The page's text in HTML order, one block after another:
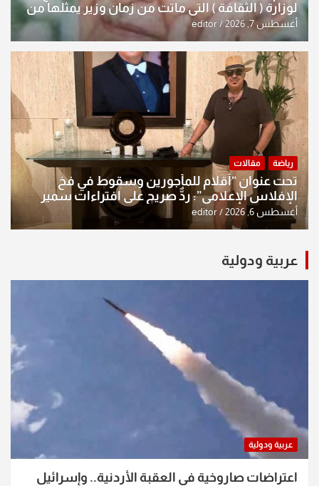
لوزارة ( الثقافة ) التي ماتت من زمان وزير يمثلها من
النخبة والإرث العظيم للثقافة العراقية..
أغسطس 7, 2026 editor
رياضة مقالات
تحت عنوان “أقلام للمأجورين وسقوط في فخ
الإفلاس الإعلامي”: ردٌّ صريح على افتراءات سمير
الشكرجي
أغسطس 6, 2026 editor
عربية ودولية
عربية ودولية
اعتراضات صاروخية في العقبة الأردنية.. وإسرائيل